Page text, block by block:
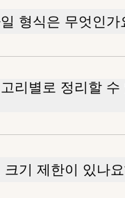
형식은 무엇인가
리별로 정리할 수
크기 제한이 있나